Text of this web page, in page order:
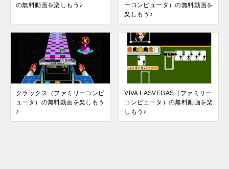
の無料動画を楽しもう♪
ーコンピュータ）の無料動画を
楽しもう♪
クラックス（ファミリーコンピ
ュータ）の無料動画を楽しもう
♪
VIVA LASVEGAS（ファミリー
コンピュータ）の無料動画を楽
しもう♪